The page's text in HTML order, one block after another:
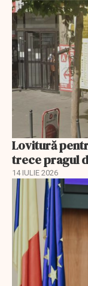
Lovitură
trece pragul
14 IULIE 2026